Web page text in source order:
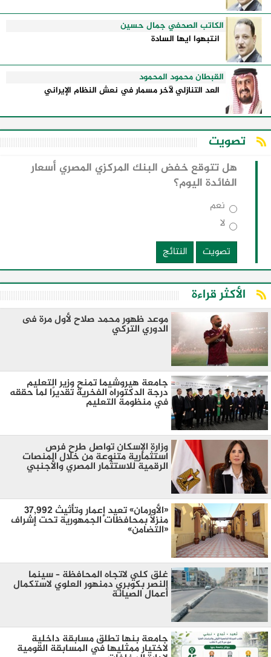
الكاتب الصحفي جمال حسين
انتبهوا ايها السادة
القبطان محمود المحمود
العد التنازلي لآخر مسمار في نعش النظام الإيراني
تصويت
هل تتوقع خفض البنك المركزي المصري أسعار
الفائدة اليوم؟
نعم
لا
تصويت
النتائج
الأكثر قراءة
موعد ظهور محمد صلاح لأول مرة فى
الدوري التركي
جامعة هيروشيما تمنح وزير التعليم
درجة الدكتوراه الفخرية تقديرًا لما حققه
في منظومة التعليم
وزارة الإسكان تواصل طرح فرص
استثمارية متنوعة من خلال المنصات
الرقمية للاستثمار المصري والأجنبي
«الأورمان» تعيد إعمار وتأثيث 37,992
منزلًا بمحافظات الجمهورية تحت إشراف
«التضامن»
غلق كلي لاتجاه المحافظة – سينما
النصر بكوبري دمنهور العلوي لاستكمال
أعمال الصيانة
جامعة بنها تطلق مسابقة داخلية
لاختيار ممثليها في المسابقة القومية